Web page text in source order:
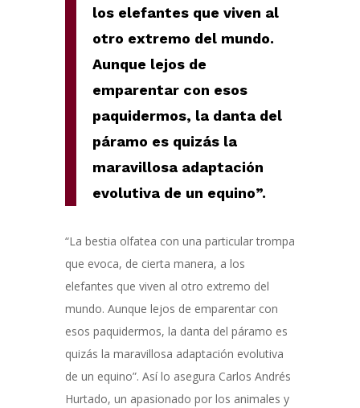
los elefantes que viven al
otro extremo del mundo.
Aunque lejos de
emparentar con esos
paquidermos, la danta del
páramo es quizás la
maravillosa adaptación
evolutiva de un equino”.
“La bestia olfatea con una particular trompa
que evoca, de cierta manera, a los
elefantes que viven al otro extremo del
mundo. Aunque lejos de emparentar con
esos paquidermos, la danta del páramo es
quizás la maravillosa adaptación evolutiva
de un equino”. Así lo asegura Carlos Andrés
Hurtado, un apasionado por los animales y